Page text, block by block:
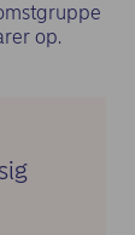
op.